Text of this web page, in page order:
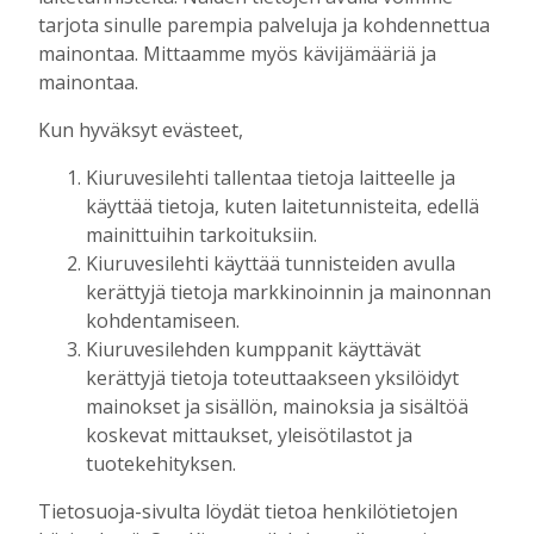
Tilaajille
Aku Laatikainen 7.8.2026 11:33
Biokaasu, Hingunniemi, tiet,
ministeri Sari Essayahin kanssa piisasi
keskustelunaiheita
Tilaajille
Aku Laatikainen 6.8.2026
OP Kaskimaan vakavaraisuus vahvistui –
korkotason muutos heijastui alkuvuoden
tulokseen
Tilaajille
Toimitus 6.8.2026 13:18
Mikko Remes täyttää 50 vuotta – vaikka
villitystäkin on havaittavissa, sanoo
syntymäpäiväsankari oppineensa myös
hölläämään vauhtia
tarjota sinulle parempia palveluja ja kohdennettua
mainontaa. Mittaamme myös kävijämääriä ja
mainontaa.
Kun hyväksyt evästeet,
Kiuruvesilehti tallentaa tietoja laitteelle ja
käyttää tietoja, kuten laitetunnisteita, edellä
mainittuihin tarkoituksiin.
Kiuruvesilehti käyttää tunnisteiden avulla
kerättyjä tietoja markkinoinnin ja mainonnan
kohdentamiseen.
Kiuruvesilehden kumppanit käyttävät
kerättyjä tietoja toteuttaakseen yksilöidyt
mainokset ja sisällön, mainoksia ja sisältöä
koskevat mittaukset, yleisötilastot ja
tuotekehityksen.
Tietosuoja-sivulta löydät tietoa henkilötietojen